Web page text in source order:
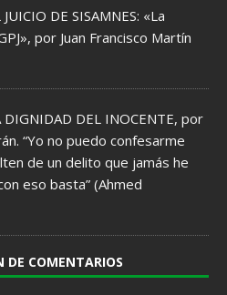
JUICIO DE SISAMNES: «La
por Juan Francisco Martín
DIGNIDAD DEL INOCENTE, por
“Yo no puedo confesarme
de un delito que jamás he
eso basta” (Ahmed
DE COMENTARIOS